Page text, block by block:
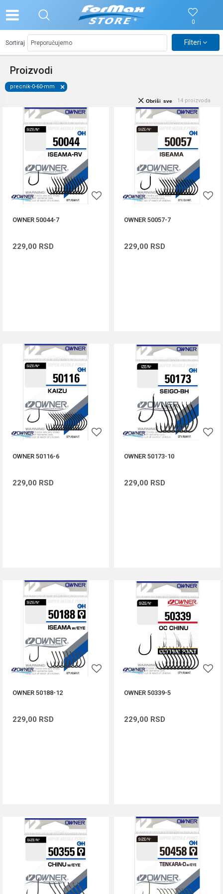
0
Proizvodi
Sortiraj Filteri
precnik-0-60-mm
14 proizvoda
Obriši sve
OWNER 50044-7
229,00 RSD
OWNER 50057-7
229,00 RSD
OWNER 50116-6
229,00 RSD
OWNER 50173-10
229,00 RSD
OWNER 50188-12
229,00 RSD
OWNER 50339-5
229,00 RSD